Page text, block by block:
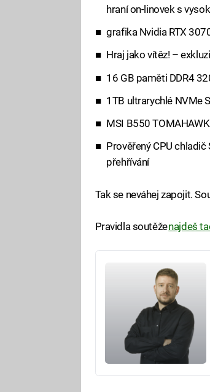
hraní on-linovek s
grafika Nvidia RTX
Hraj jako vítěz! –
16 GB paměti DDR4
1TB ultrarychlé NVMe
MSI B550
Prověřený CPU chladič
přehřívání
Tak se neváhej zapojit.
Pravidla soutěženajdeš